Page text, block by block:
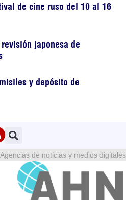
de cine ruso del 10 al 16
japonesa de
y depósito de
Agencias de noticias y medios digitales